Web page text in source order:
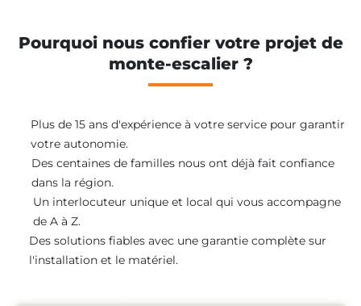
Pourquoi nous confier votre projet de
monte-escalier ?
Plus de 15 ans d'expérience à votre service pour garantir
votre autonomie.
Des centaines de familles nous ont déjà fait confiance
dans la région.
Un interlocuteur unique et local qui vous accompagne
de A à Z.
Des solutions fiables avec une garantie complète sur
l'installation et le matériel.